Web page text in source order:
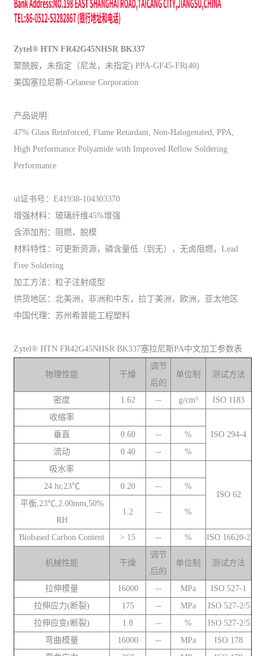
Zytel® HTN FR42G45NHSR BK337
聚酰胺，未指定（尼龙，未指定) PPA-GF45-FR(40)
美国塞拉尼斯-Celanese Corporation
产品说明:
47% Glass Reinforced, Flame Retardant, Non-Halogenated, PPA,
High Performance Polyamide with Improved Reflow Soldering
Performance
ul证书号：E41938-104303370
增强材料：玻璃纤维45%增强
含添加剂：阻燃，脱模
材料特性：可更新资源，磷含量低（到无），无卤阻燃，Lead
Free Soldering
加工方法：粒子注射成型
供货地区：北美洲，非洲和中东，拉丁美洲，欧洲，亚太地区
中国代理：苏州希普能工程塑料
Zytel® HTN FR42G45NHSR BK337塞拉尼斯PA中文加工参数表
物理性能 干燥
调节
后的
单位制 测试方法
密度 1.62 -- g/cm³
ISO 1183
收缩率
ISO 294-4
垂直 0.60 --
%
流动
0.40 --
%
吸水率
ISO 62
24 hr,23℃ 0.20 --
%
平衡,23℃,2.00mm,50%
RH
1.2 -- %
Biobased Carbon Content > 15 -- % ISO 16620-2
机械性能 干燥
调节
后的
单位制 测试方法
拉伸模量 16000 -- MPa
ISO 527-1
拉伸应力(断裂)
175 -- MPa
ISO 527-2/5
拉伸应变(断裂)
1.8 -- %
ISO 527-2/5
弯曲模量
16000 -- MPa
ISO 178